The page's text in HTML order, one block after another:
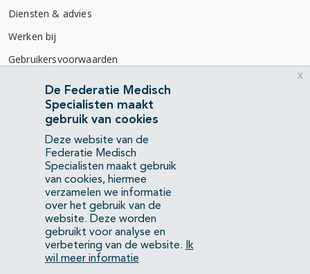
Diensten & advies
Werken bij
Gebruikersvoorwaarden
Privacyverklaring
Contact
Mercatorlaan 1200
3528 BL Utrecht
(088) 505 34 34
info@richtlijnendatabase.nl
YouTubeLinkedIn
De Federatie Medisch
Specialisten maakt
gebruik van cookies
Deze website van de
Federatie Medisch
Specialisten maakt gebruik
van cookies, hiermee
verzamelen we informatie
over het gebruik van de
website. Deze worden
gebruikt voor analyse en
verbetering van de website.
Ik
wil meer informatie
x